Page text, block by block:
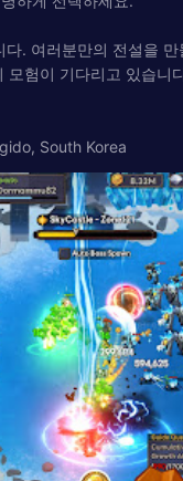
. 여러분만의 전설을
모험이 기다리고 있습니
South Korea